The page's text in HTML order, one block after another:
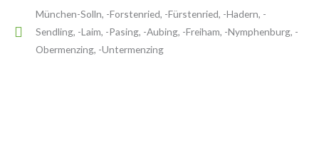
München-Solln, -Forstenried, -Fürstenried, -Hadern, -
Sendling, -Laim, -Pasing, -Aubing, -Freiham, -Nymphenburg, -
Obermenzing, -Untermenzing